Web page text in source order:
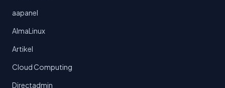
aapanel
AlmaLinux
Artikel
Cloud Computing
Directadmin